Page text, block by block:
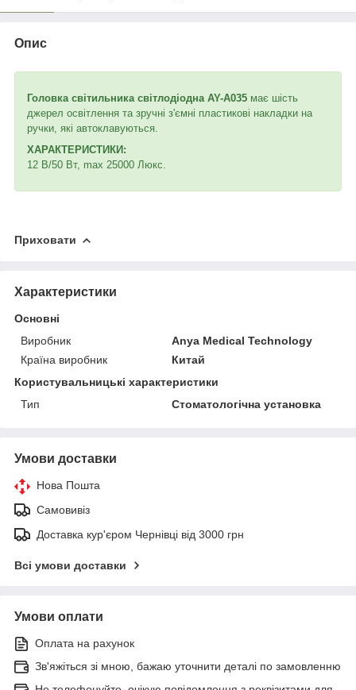
Опис
Головка світильника світлодіодна AY-A035 має шість
джерел освітлення та зручні з'ємні пластикові накладки на
ручки, які автоклавуються.
ХАРАКТЕРИСТИКИ:
12 В/50 Вт, max 25000 Люкс.
Приховати
Характеристики
Основні
Виробник
Anya Medical Technology
Країна виробник
Китай
Користувальницькі характеристики
Тип
Стоматологічна установка
Умови доставки
Нова Пошта
Самовивіз
Доставка кур'єром Чернівці від 3000 грн
Всі умови доставки
Умови оплати
Оплата на рахунок
Зв'яжіться зі мною, бажаю уточнити деталі по замовленню